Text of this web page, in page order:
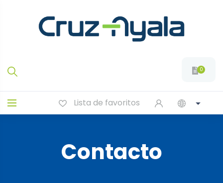
0
Lista de favoritos
Contacto